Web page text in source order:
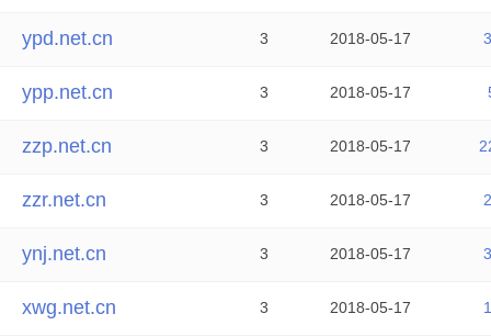
ypd.net.cn 3 2018-05-17
ypp.net.cn 3 2018-05-17
zzp.net.cn 3 2018-05-17
zzr.net.cn 3 2018-05-17
ynj.net.cn 3 2018-05-17
xwg.net.cn 3 2018-05-17